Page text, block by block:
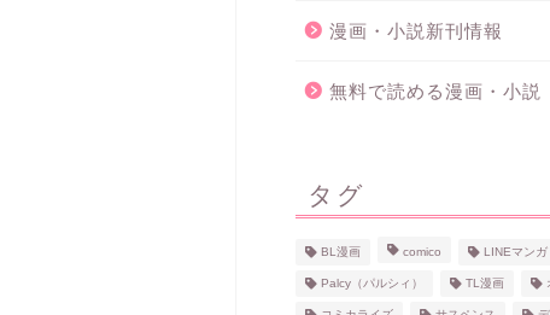
漫画・小説新刊情報
無料で読める漫画・小説
タグ
BL漫画 comico LINEマンガ
Palcy（パルシィ） TL漫画